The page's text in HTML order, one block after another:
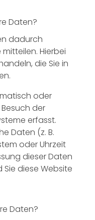
Daten?
dadurch
Hierbei
die Sie in
oder
der
erfasst.
Daten (z. B.
oder Uhrzeit
dieser Daten
diese Website
Daten?